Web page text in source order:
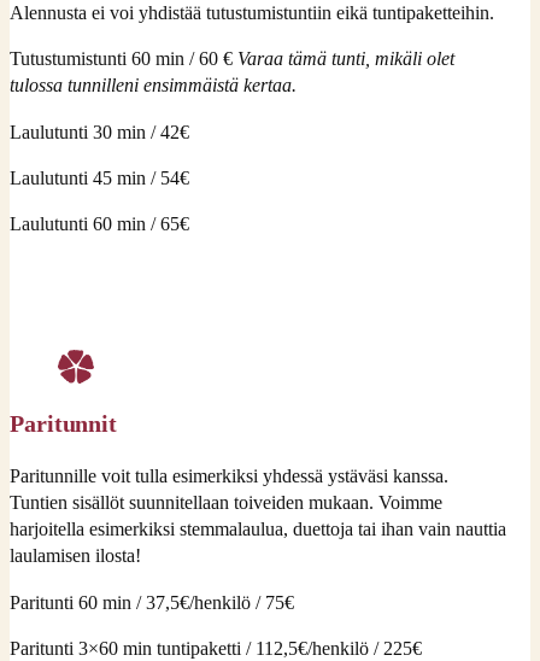
Alennusta ei voi yhdistää tutustumistuntiin eikä tuntipaketteihin.
Tutustumistunti 60 min / 60 € Varaa tämä tunti, mikäli olet
tulossa tunnilleni ensimmäistä kertaa.
Laulutunti 30 min / 42€
Laulutunti 45 min / 54€
Laulutunti 60 min / 65€
Paritunnit
Paritunnille voit tulla esimerkiksi yhdessä ystäväsi kanssa.
Tuntien sisällöt suunnitellaan toiveiden mukaan. Voimme
harjoitella esimerkiksi stemmalaulua, duettoja tai ihan vain nauttia
laulamisen ilosta!
Paritunti 60 min / 37,5€/henkilö / 75€
Paritunti 3×60 min tuntipaketti / 112,5€/henkilö / 225€